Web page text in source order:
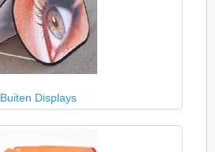
Buiten Displays